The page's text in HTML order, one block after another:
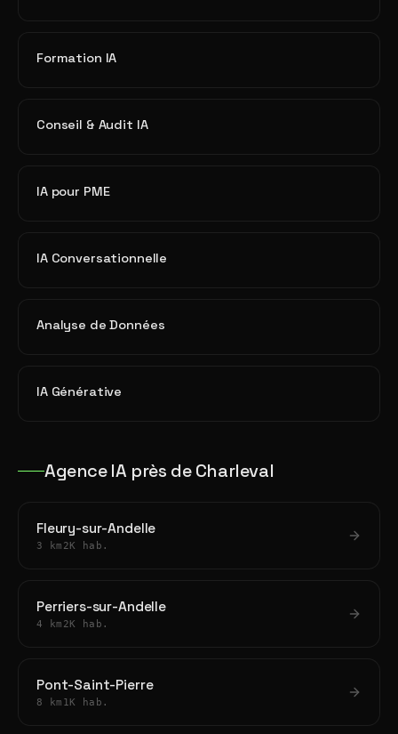
Formation IA
Conseil & Audit IA
IA pour PME
IA Conversationnelle
Analyse de Données
IA Générative
Agence IA près de Charleval
Fleury-sur-Andelle
3 km 2K hab.
Perriers-sur-Andelle
4 km 2K hab.
Pont-Saint-Pierre
8 km 1K hab.